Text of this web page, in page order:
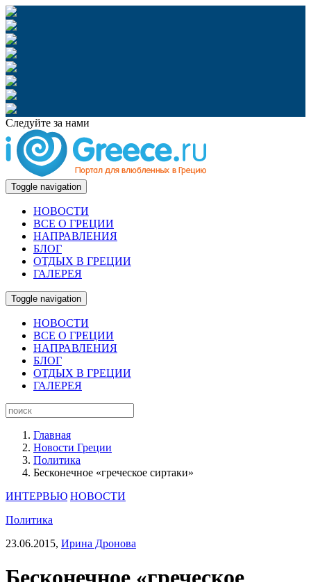
Следуйте за нами
Toggle navigation
НОВОСТИ
ВСЕ О ГРЕЦИИ
НАПРАВЛЕНИЯ
БЛОГ
ОТДЫХ В ГРЕЦИИ
ГАЛЕРЕЯ
Toggle navigation
НОВОСТИ
ВСЕ О ГРЕЦИИ
НАПРАВЛЕНИЯ
БЛОГ
ОТДЫХ В ГРЕЦИИ
ГАЛЕРЕЯ
Главная
Новости Греции
Политика
Бесконечное «греческое сиртаки»
ИНТЕРВЬЮ НОВОСТИ
Политика
23.06.2015, Ирина Дронова